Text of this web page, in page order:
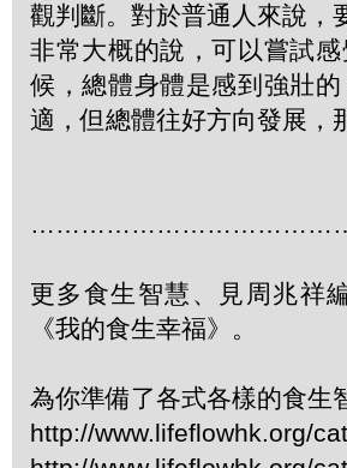
觀判斷。對於普通人來說，
非常大概的說，可以嘗試
候，總體身體是感到強壯
適，但總體往好方向發展，
更多食生智慧、見周兆祥
《我的食生幸福》。
為你準備了各式各樣的食生
http://www.lifeflowhk.org/